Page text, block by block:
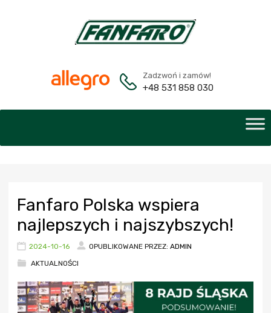
Zadzwoń i zamów!
+48 531 858 030
Fanfaro Polska wspiera
najlepszych i najszybszych!
2024-10-16 OPUBLIKOWANE PRZEZ: ADMIN
AKTUALNOŚCI